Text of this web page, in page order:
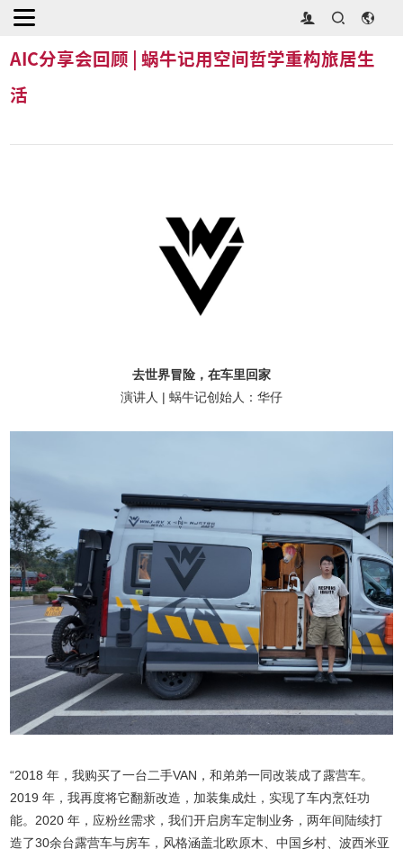
首页 AIC分享会回顾 | 蜗牛记用空间哲学重构旅居生活
AIC分享会回顾 | 蜗牛记用空间哲学重构旅居生
活
去世界冒险，在车里回家
演讲人 | 蜗牛记创始人：华仔
“2018 年，我购买了一台二手VAN，和弟弟一同改装成了露营车。
2019 年，我再度将它翻新改造，加装集成灶，实现了车内烹饪功
能。2020 年，应粉丝需求，我们开启房车定制业务，两年间陆续打
造了30余台露营车与房车，风格涵盖北欧原木、中国乡村、波西米亚